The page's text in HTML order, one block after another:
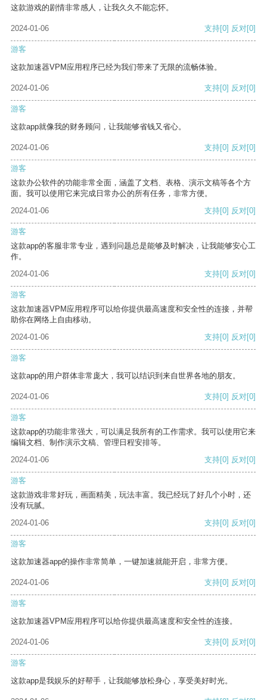
这款游戏的剧情非常感人，让我久久不能忘怀。
2024-01-06 支持[0] 反对[0]
游客
这款加速器VPM应用程序已经为我们带来了无限的流畅体验。
2024-01-06 支持[0] 反对[0]
游客
这款app就像我的财务顾问，让我能够省钱又省心。
2024-01-06 支持[0] 反对[0]
游客
这款办公软件的功能非常全面，涵盖了文档、表格、演示文稿等各个方
面。我可以使用它来完成日常办公的所有任务，非常方便。
2024-01-06
支持[0] 反对[0]
游客
这款app的客服非常专业，遇到问题总是能够及时解决，让我能够安心工
作。
2024-01-06
支持[0] 反对[0]
游客
这款加速器VPM应用程序可以给你提供最高速度和安全性的连接，并帮
助你在网络上自由移动。
2024-01-06
支持[0] 反对[0]
游客
这款app的用户群体非常庞大，我可以结识到来自世界各地的朋友。
2024-01-06 支持[0] 反对[0]
游客
这款app的功能非常强大，可以满足我所有的工作需求。我可以使用它来
编辑文档、制作演示文稿、管理日程安排等。
2024-01-06
支持[0] 反对[0]
游客
这款游戏非常好玩，画面精美，玩法丰富。我已经玩了好几个小时，还
没有玩腻。
2024-01-06
支持[0] 反对[0]
游客
这款加速器app的操作非常简单，一键加速就能开启，非常方便。
2024-01-06 支持[0] 反对[0]
游客
这款加速器VPM应用程序可以给你提供最高速度和安全性的连接。
2024-01-06 支持[0] 反对[0]
游客
这款app是我娱乐的好帮手，让我能够放松身心，享受美好时光。